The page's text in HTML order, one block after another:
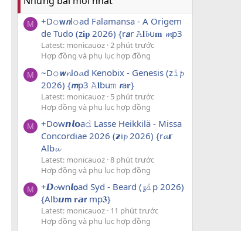
M
+D𝚘𝘄𝙣l𝚘ad Falamansa - A Origem
de Tudo (z𝐢𝐩 2026) {r𝙖r 𝙰𝐥𝓫u𝐦 𝓶p3
Latest: monicauoz 2 phút trước
Hợp đồng và phụ lục hợp đồng
M
~D𝚘𝙬𝓷lo𝓪d Kenobix - Genesis (z𝚒𝓹
2026) {𝙢p3 𝙰𝐥bu𝚖 𝙧a𝐫}
Latest: monicauoz 5 phút trước
Hợp đồng và phụ lục hợp đồng
M
+Dow𝙣𝙡𝗼a𝚍 Lasse Heikkilä - Missa
Concordiae 2026 (𝘇i𝓹 2026) {r𝓪𝗿
Alb𝓾
Latest: monicauoz 8 phút trước
Hợp đồng và phụ lục hợp đồng
M
+𝘿𝓸wn𝙡𝗼ad Syd - Beard (𝔃𝚒p 2026)
{Alb𝙪𝗺 𝐫𝙖𝗿 mp𝟑}
Latest: monicauoz 11 phút trước
Hợp đồng và phụ lục hợp đồng